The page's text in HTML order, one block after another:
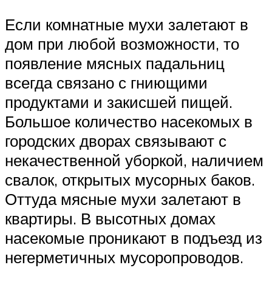
Если комнатные мухи залетают в
дом при любой возможности, то
появление мясных падальниц
всегда связано с гниющими
продуктами и закисшей пищей.
Большое количество насекомых в
городских дворах связывают с
некачественной уборкой, наличием
свалок, открытых мусорных баков.
Оттуда мясные мухи залетают в
квартиры. В высотных домах
насекомые проникают в подъезд из
негерметичных мусоропроводов.